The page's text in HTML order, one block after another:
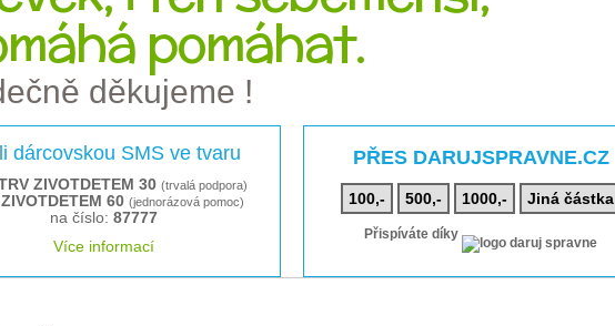
pomáhat.
děkujeme !
dárcovskou SMS ve tvaru
ZIVOTDETEM 30 (trvalá podpora)
60 (jednorázová pomoc)
na číslo: 87777
Více informací
PŘES DARUJSPRAVNE.CZ
100,- 500,- 1000,- Jiná částka
Přispíváte díky